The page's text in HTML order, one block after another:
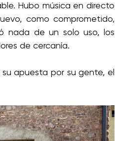
Hubo música en directo
como comprometido,
nada de un solo uso, los
de cercanía.
apuesta por su gente, el